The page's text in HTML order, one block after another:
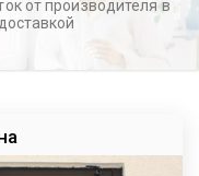
от производителя в